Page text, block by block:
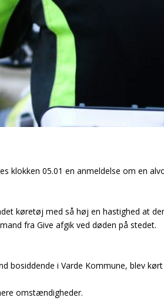
klokken 05.01 en anmeldelse om en
køretøj med så høj en hastighed at
fra Give afgik ved døden på stedet.
bosiddende i Varde Kommune, blev
omstændigheder.